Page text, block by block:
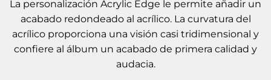
La personalización Acrylic Edge le permite añadir un
acabado redondeado al acrílico. La curvatura del
acrílico proporciona una visión casi tridimensional y
confiere al álbum un acabado de primera calidad y
audacia.